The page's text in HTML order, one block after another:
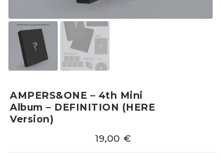
AMPERS&ONE – 4th Mini
Album – DEFINITION (HERE
Version)
19,00 €